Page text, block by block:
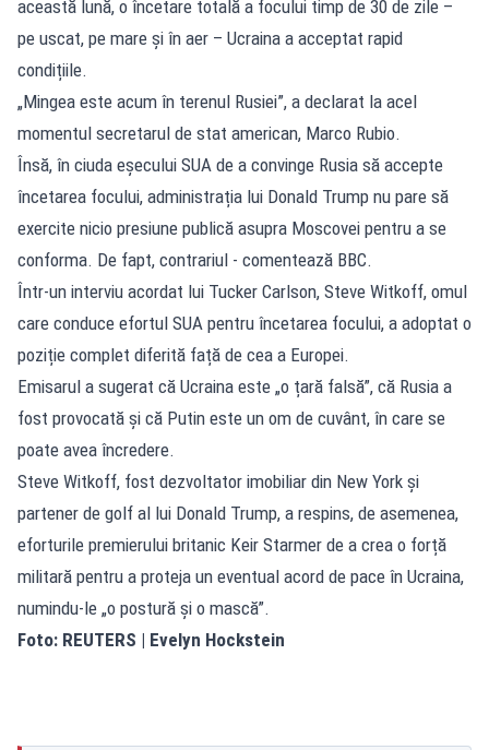
această lună, o încetare totală a focului timp de 30 de zile –
pe uscat, pe mare și în aer – Ucraina a acceptat rapid
condițiile.
„Mingea este acum în terenul Rusiei”, a declarat la acel
momentul secretarul de stat american, Marco Rubio.
Însă, în ciuda eșecului SUA de a convinge Rusia să accepte
încetarea focului, administrația lui Donald Trump nu pare să
exercite nicio presiune publică asupra Moscovei pentru a se
conforma. De fapt, contrariul - comentează BBC.
Într-un interviu acordat lui Tucker Carlson, Steve Witkoff, omul
care conduce efortul SUA pentru încetarea focului, a adoptat o
poziție complet diferită față de cea a Europei.
Emisarul a sugerat că Ucraina este „o țară falsă”, că Rusia a
fost provocată și că Putin este un om de cuvânt, în care se
poate avea încredere.
Steve Witkoff, fost dezvoltator imobiliar din New York și
partener de golf al lui Donald Trump, a respins, de asemenea,
eforturile premierului britanic Keir Starmer de a crea o forță
militară pentru a proteja un eventual acord de pace în Ucraina,
numindu-le „o postură și o mască”.
Foto: REUTERS | Evelyn Hockstein